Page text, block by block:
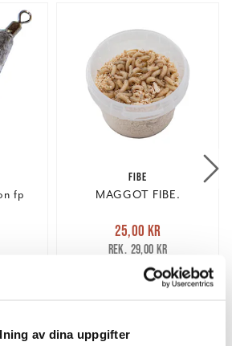
av dina uppgifter
fp
FIBE
MAGGOT FIBE.
Nuvarande pris
25,00 krTidigare pris
29,00 kr
25,00 kr
29,00 kr
FINNS I LAGER.